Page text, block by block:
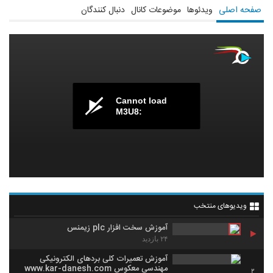
صفحه اصلی ویدئوها موضوعات کانال دنبال کنندگان
Cannot load
M3U8:
ویدیوهای منتخب
آموزش سخت افزار plc زیمنس
۲۴ بازدید
2
آموزش تعمیرات کلی بردهای الکترونیکی
مهندسی معکوس www.kar-danesh.com